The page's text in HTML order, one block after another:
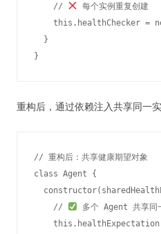
    //
每个实例重复创建
this.healthChecker =
  }
重构后，通过依赖注入共享同一实
// 重构后：共享健康期望对象
class Agent {
    //
多个 Agent 共享同